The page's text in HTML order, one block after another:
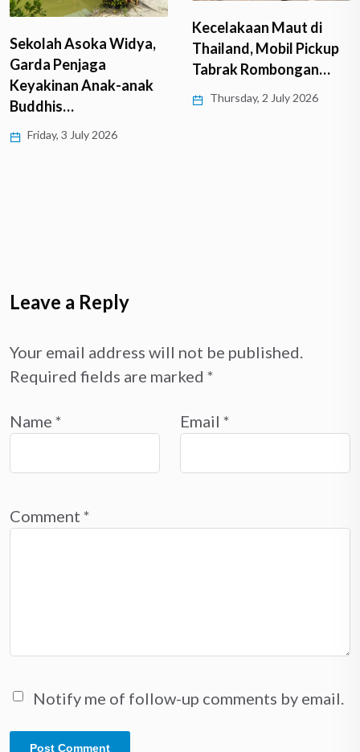
Sekolah Asoka Widya,
Garda Penjaga
Keyakinan Anak-anak
Buddhis…
Friday, 3 July 2026
Kecelakaan Maut di
Thailand, Mobil Pickup
Tabrak Rombongan…
Thursday, 2 July 2026
Leave a Reply
Your email address will not be published.
Required fields are marked *
Name * Email *
Comment *
Notify me of follow-up comments by email.